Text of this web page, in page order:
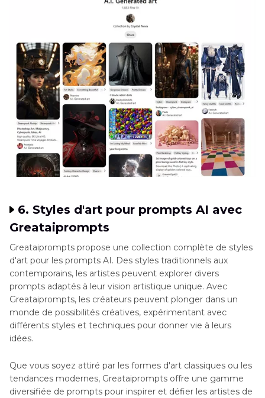
6. Styles d'art pour prompts AI avec
Greataiprompts
Greataiprompts propose une collection complète de styles
d'art pour les prompts AI. Des styles traditionnels aux
contemporains, les artistes peuvent explorer divers
prompts adaptés à leur vision artistique unique. Avec
Greataiprompts, les créateurs peuvent plonger dans un
monde de possibilités créatives, expérimentant avec
différents styles et techniques pour donner vie à leurs
idées.
Que vous soyez attiré par les formes d'art classiques ou les
tendances modernes, Greataiprompts offre une gamme
diversifiée de prompts pour inspirer et défier les artistes de